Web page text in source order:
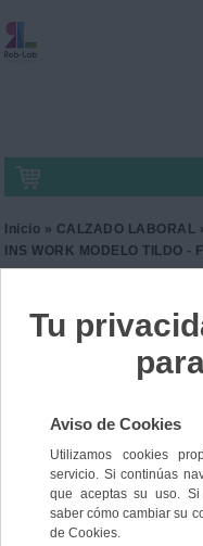
Inicio » CALZADO LABORAL
INS WORK MODELO TILDO -